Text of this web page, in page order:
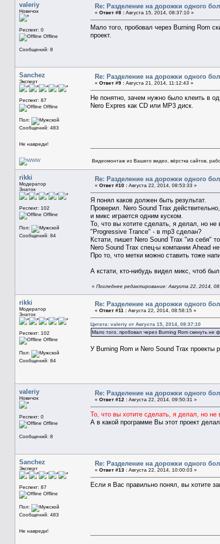
valeriy
Новичок
Респект: 0
Offline
Сообщений: 8
Re: Разделение на дорожки одного
« Ответ #8 : Августа 15, 2014, 08:37:10 »
Мало того, пробовал через Burning Rom
проект.
Sanchez
Эксперт
Респект: 87
Offline
Пол:
Сообщений: 483
Не навреди!
Re: Разделение на дорожки одного
« Ответ #9 : Августа 21, 2014, 11:12:43 »
Не понятно, зачем нужно было клеить в
Nero Expres как CD или MP3 диск.
Видеомонтаж из Вашего видео, вёрстка сайтов,
rikki
Модератор
Знаток
Респект: 102
Offline
Пол:
Сообщений: 84
Re: Разделение на дорожки одного
« Ответ #10 : Августа 22, 2014, 08:53:33 »
Я понял каков должен быть результат.
Проверил. Nero Sound Trax
и микс играется одним куском.
То, что вы хотите сделать, я делал, но
"Progressive Trance" - в mp3 сделан?
Кстати, пишет Nero Sound Trax "из себя"
Nero Sound Trax спец-ы компании Ahead
Про то, что метки можно ставить тоже
А кстати, кто-нибудь видел микс, чтоб
« Последнее редактирование: Августа 22, 2014,
rikki
Модератор
Знаток
Респект: 102
Offline
Пол:
Сообщений: 84
Re: Разделение на дорожки одного
« Ответ #11 : Августа 22, 2014, 08:58:15 »
Цитата: valeriy от Августа 15, 2014, 08:37:10
Мало того, пробовал через Burning Rom скинуть не
У Burning Rom и Nero Sound Trax проекты
valeriy
Новичок
Респект: 0
Offline
Сообщений: 8
Re: Разделение на дорожки одного
« Ответ #12 : Августа 22, 2014, 09:50:31 »
То, что вы хотите сделать, я делал, но
А в какой программе Вы этот проект
Sanchez
Эксперт
Респект: 87
Offline
Пол:
Сообщений: 483
Не навреди!
Re: Разделение на дорожки одного
« Ответ #13 : Августа 22, 2014, 10:00:03 »
Если я Вас правильно понял, вы хотите